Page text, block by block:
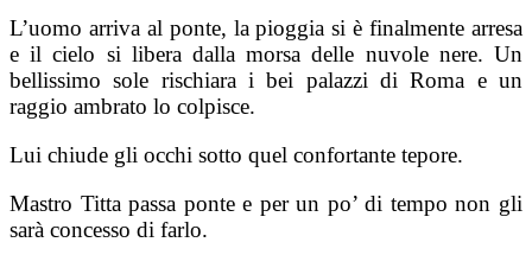
L’uomo arriva al ponte, la pioggia si è finalmente arresa
e il cielo si libera dalla morsa delle nuvole nere. Un
bellissimo sole rischiara i bei palazzi di Roma e un
raggio ambrato lo colpisce.
Lui chiude gli occhi sotto quel confortante tepore.
Mastro Titta passa ponte e per un po’ di tempo non gli
sarà concesso di farlo.